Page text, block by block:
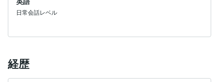
日常会話レベル
経歴